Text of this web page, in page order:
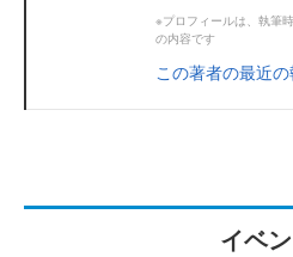
※プロフィールは、執筆
の内容です
この著者の最近
イベ